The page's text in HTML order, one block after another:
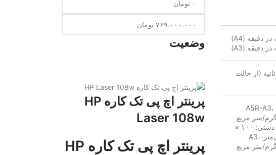
حدود ۱۳ ثانیه (از حالت
کاست‌ها: A5R-A3،
بارگذاری دستی: ۱۰۰ ×
۱۴۸ میلی‌متر-A3،
وضعیت
پرینتر اچ پی تک کاره HP
Laser 108w
پرینتر اچ پی تک کاره HP